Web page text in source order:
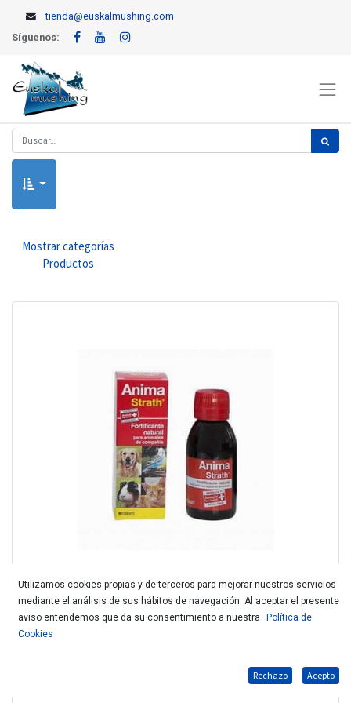
tienda@euskalmushing.com
Síguenos:
Mostrar categorías
Productos
ANIMA STRATH 100ml (Stangest)
Utilizamos cookies propias y de terceros para mejorar nuestros servicios
mediante el análisis de sus hábitos de navegación. Al aceptar el presente
aviso entendemos que da su consentimiento a nuestra
Política de
Cookies
Rechazo Acepto